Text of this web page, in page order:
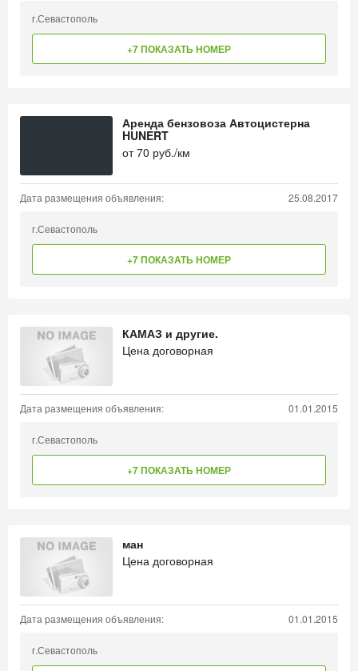
г.Севастополь
+7 ПОКАЗАТЬ НОМЕР
Аренда бензовоза Автоцистерна
HUNERT
от70 руб./км
Дата размещения объявления: 25.08.2017
г.Севастополь
+7 ПОКАЗАТЬ НОМЕР
КАМАЗ и другие.
Цена договорная
Дата размещения объявления: 01.01.2015
г.Севастополь
+7 ПОКАЗАТЬ НОМЕР
ман
Цена договорная
Дата размещения объявления: 01.01.2015
г.Севастополь